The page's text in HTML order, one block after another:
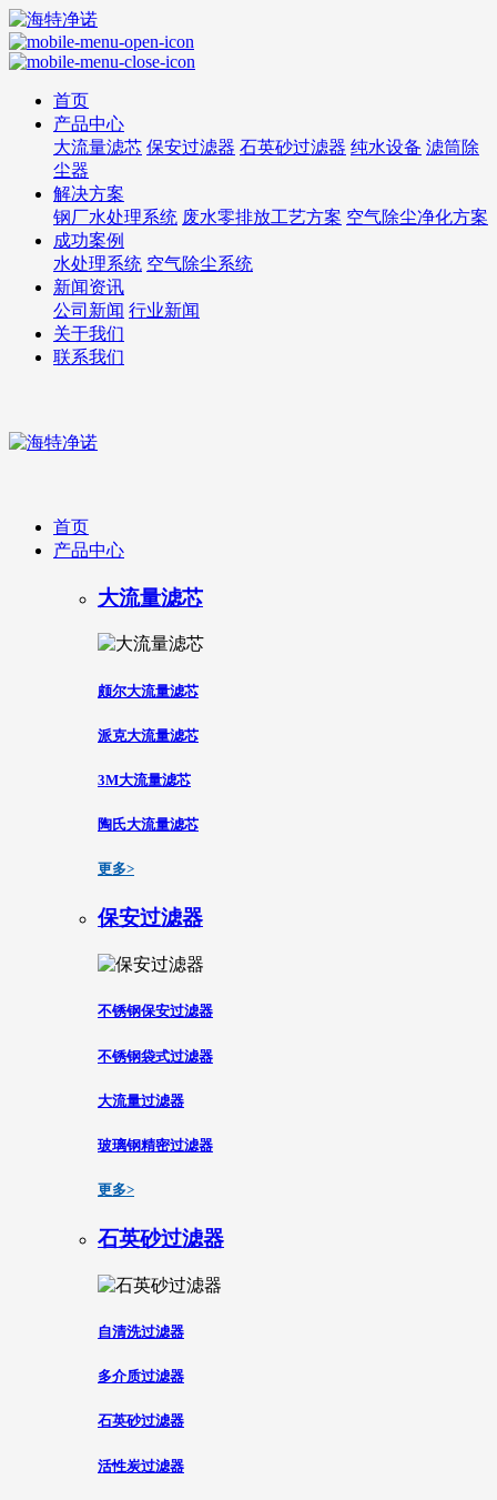
首页
产品中心
大流量滤芯 保安过滤器 石英砂过滤器 纯水设备 滤筒除
尘器
解决方案
钢厂水处理系统 废水零排放工艺方案 空气除尘净化方案
成功案例
水处理系统 空气除尘系统
新闻资讯
公司新闻 行业新闻
关于我们
联系我们
首页
产品中心
大流量滤芯
颇尔大流量滤芯
派克大流量滤芯
3M大流量滤芯
陶氏大流量滤芯
更多>
保安过滤器
不锈钢保安过滤器
不锈钢袋式过滤器
大流量过滤器
玻璃钢精密过滤器
更多>
石英砂过滤器
自清洗过滤器
多介质过滤器
石英砂过滤器
活性炭过滤器